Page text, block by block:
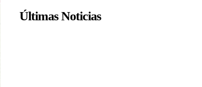
Últimas Noticias